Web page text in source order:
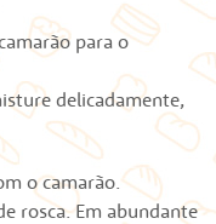
para o
delicadamente,
o camarão.
rosca. Em abundante